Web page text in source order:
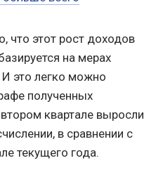
что этот рост доходов
на мерах
это легко можно
полученных
квартале выросли
в сравнении с
текущего года.